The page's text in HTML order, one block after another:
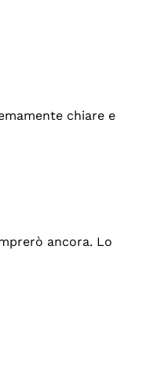
chiare e
ancora. Lo